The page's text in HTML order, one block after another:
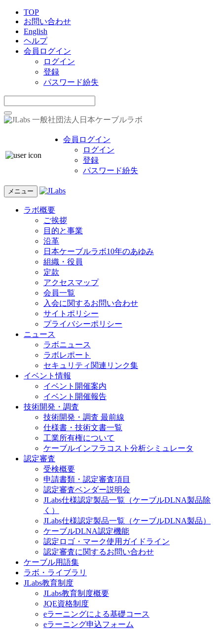
TOP
お問い合わせ
English
ヘルプ
会員ログイン
ログイン
登録
パスワード紛失
一般社団法人日本ケーブルラボ
会員ログイン
ログイン
登録
パスワード紛失
メニュー
ラボ概要
ご挨拶
目的と事業
沿革
日本ケーブルラボ10年のあゆみ
組織・役員
定款
アクセスマップ
会員一覧
入会に関するお問い合わせ
サイトポリシー
プライバシーポリシー
ニュース
ラボニュース
ラボレポート
セキュリティ関連リンク集
イベント情報
イベント開催案内
イベント開催報告
技術開発・調査
技術開発・調査 最前線
仕様書・技術文書一覧
工業所有権について
ケーブルインフラコスト分析シミュレータ
認定審査
受検概要
申請書類・認定審査項目
認定審査ベンダー説明会
JLabs仕様認定製品一覧（ケーブルDLNA製品除
く）
JLabs仕様認定製品一覧（ケーブルDLNA製品）
ケーブルDLNA認定機能
認定ロゴ・マーク使用ガイドライン
認定審査に関するお問い合わせ
ケーブル用語集
ラボ・ライブラリ
JLabs教育制度
JLabs教育制度概要
JQE資格制度
eラーニングによる基礎コース
eラーニング申込フォーム